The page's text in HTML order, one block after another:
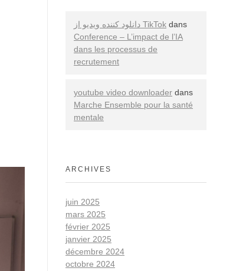
دانلود کننده ویدیو از TikTok dans
Conference – L’impact de l’IA
dans les processus de
recrutement
youtube video downloader dans
Marche Ensemble pour la santé
mentale
ARCHIVES
juin 2025
mars 2025
février 2025
janvier 2025
décembre 2024
octobre 2024